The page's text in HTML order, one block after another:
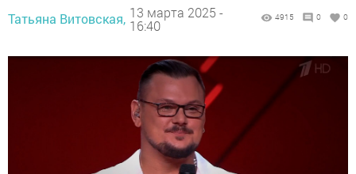
Татьяна Витовская, 13 марта 2025 -
16:40
4915 0 0